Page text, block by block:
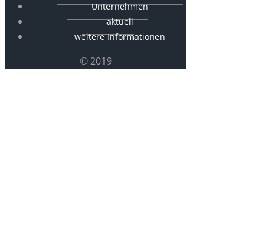
Unternehmen
aktuell
weitere Informationen
© 2019